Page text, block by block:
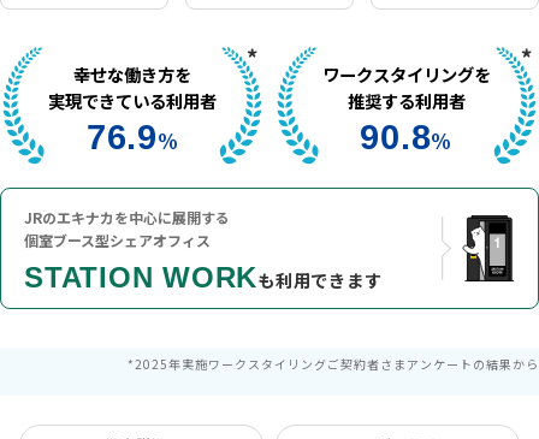
幸せな働き方を
実現できている利用者
76.9%
ワークスタイリングを
推奨する利用者
90.8%
JRのエキナカを中心に展開する
個室ブース型シェアオフィス
STATION WORKも利用できます
*2025年実施ワークスタイリングご契約者さまアンケートの結果から